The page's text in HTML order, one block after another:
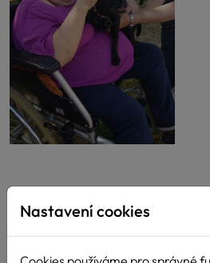
Další novinky
Nastavení cookies